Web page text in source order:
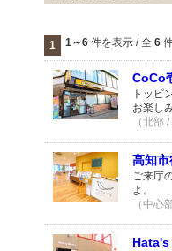
1 1～6 件を表示 / 全 6
CoCo
トッピ
お楽し
（北部
高知
ご来庁
よ。
（中心